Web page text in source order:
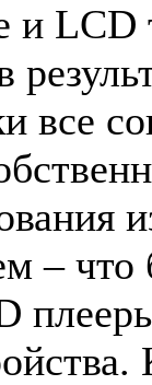
и LCD
все
–